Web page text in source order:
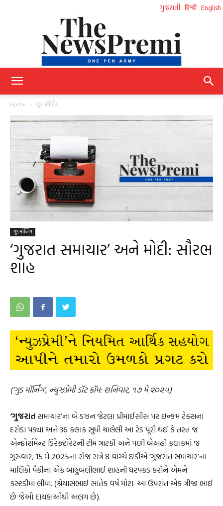
ગુજરાતી हिन्दी English
Gujarati
Home ગુડ મૉર્નિંગ
ગુડ મૉર્નિંગ
‘ગુજરાત સમાચાર’ અને મોદી: સૌરભ
શાહ
(‘ગુડ મૉર્નિંગ’, ન્યુઝપ્રેમી ડૉટ કૉમ: શનિવાર, ૧૭ મે ૨૦૨૫)
‘ગુજરાતસમાચાર’ના બે ડઝન જેટલા પ્રીમાઈસીસ પર ઇન્કમ ટેક્સના
દરોડા પડ્યા અને 36 કલાક સુધી ચાલેલી આ રેડ પૂરી થઈ કે તરત જ
એન્ફોર્સમેન્ટ ડિરેક્ટોરેટની ટીમ ત્રાટકી અને પછી બેઅઢી કલાકમાં જ
ગુરુવાર, 15 મે 2025ના રોજ રાત્રે 8 વાગ્યે ઇડીએ ‘ગુજરાત સમાચાર’ના
માલિકો પૈકીના એક બાહુબલીભાઈ શાહની ધરપકડ કરીને એમને
કસ્ટડીમાં લીધા. (શ્રેયાંસભાઈ સાતેક વર્ષ મોટા. આ ઉપરાંત એક ત્રીજા ભાઈ
છે જેઓ દાયકાઓથી અલગ છે).